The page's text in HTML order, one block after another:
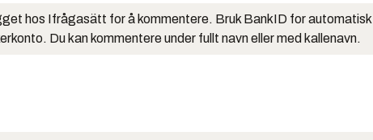
hos Ifrågasätt for å kommentere. Bruk BankID for automatisk
Du kan kommentere under fullt navn eller med kallenavn.